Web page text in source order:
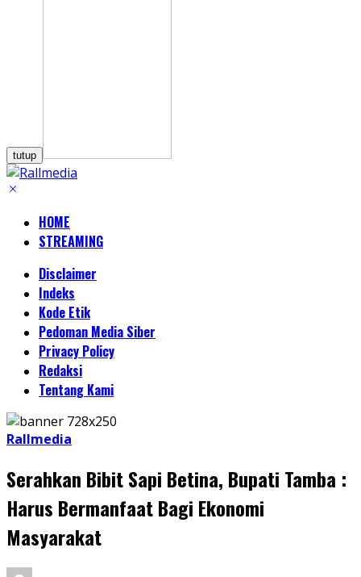
tutup
HOME
STREAMING
Disclaimer
Indeks
Kode Etik
Pedoman Media Siber
Privacy Policy
Redaksi
Tentang Kami
Rallmedia
Serahkan Bibit Sapi Betina, Bupati Tamba :
Harus Bermanfaat Bagi Ekonomi
Masyarakat